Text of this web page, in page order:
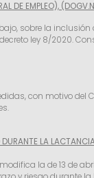
DE EMPLEO),
sobre la
ley 8/2020.
con motivo del
LA
la de 13 de